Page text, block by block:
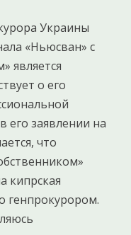
Украины
«Ньюсван» с
является
о его
его заявлении на
что
кипрская
генпрокурором.